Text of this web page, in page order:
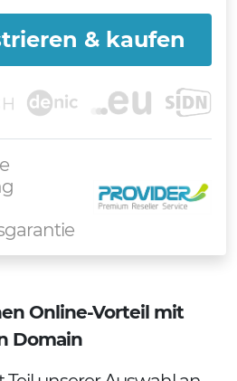
Online-Vorteil mit
Domain
& kaufen